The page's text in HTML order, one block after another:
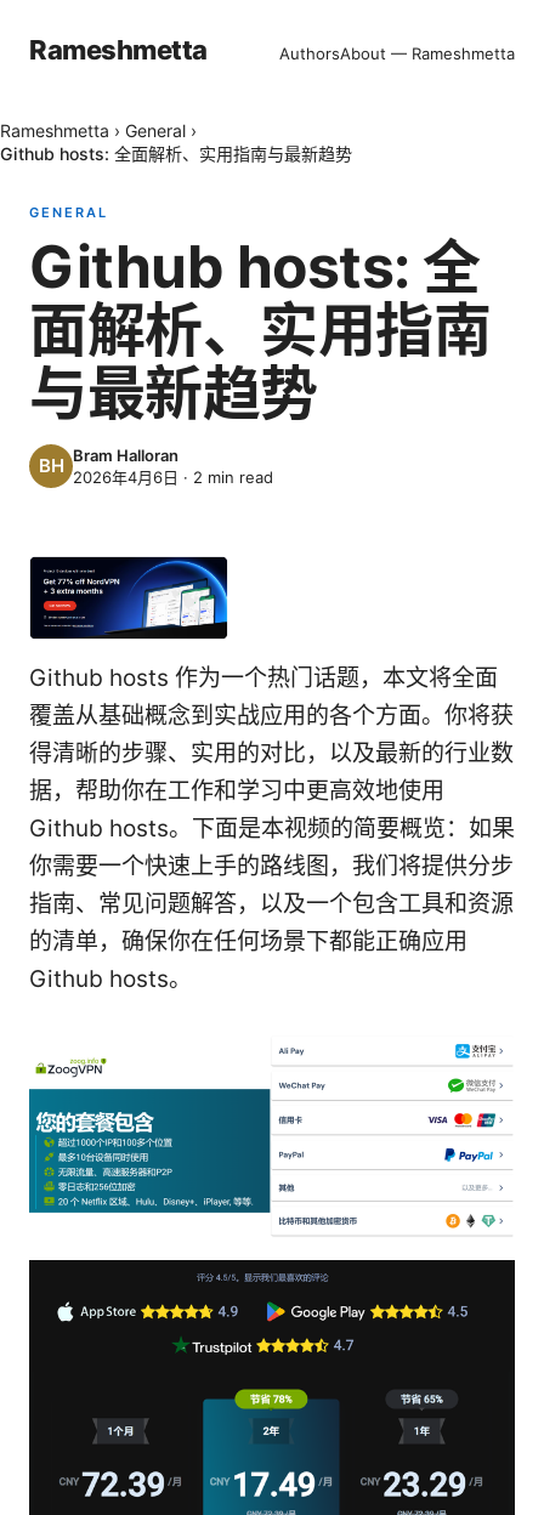
Rameshmetta AuthorsAbout — Rameshmetta
Rameshmetta › General ›
Github hosts: 全面解析、实用指南与最新趋势
GENERAL
Github hosts: 全
面解析、实用指南
与最新趋势
Bram Halloran
2026年4月6日 · 2 min read
Github hosts 作为一个热门话题，本文将全面
覆盖从基础概念到实战应用的各个方面。你将获
得清晰的步骤、实用的对比，以及最新的行业数
据，帮助你在工作和学习中更高效地使用
Github hosts。下面是本视频的简要概览：如果
你需要一个快速上手的路线图，我们将提供分步
指南、常见问题解答，以及一个包含工具和资源
的清单，确保你在任何场景下都能正确应用
Github hosts。